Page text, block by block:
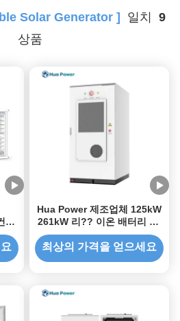
Solar Generator ] 일치 9
상품
테
션
시
Hua Power 제조업체 125kW
261kW 리?? 이온 배터리 PV
태양광 상업용 배터리 저장 시
스템
최상의 가격을 얻으세요